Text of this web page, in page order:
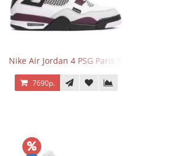
Nike Air Jordan 4 PSG Paris Saint Germain
7690р.